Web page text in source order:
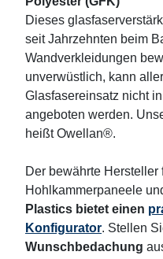
Dieses
seit Jahrzehnten beim
Wandverkleidungen
unverwüstlich, kann
Glasfasereinsatz nicht
angeboten werden.
heißt Owellan®.
Der bewährte Hersteller
Hohlkammerpaneele
Plastics bietet einen
Konfigurator. Stellen
Wunschbedachung